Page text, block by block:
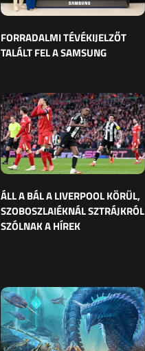
FORRADALMI TÉVÉKIJELZŐT
TALÁLT FEL A SAMSUNG
ÁLL A BÁL A LIVERPOOL KÖRÜL,
SZOBOSZLAIÉKNÁL SZTRÁJKRÓL
SZÓLNAK A HÍREK